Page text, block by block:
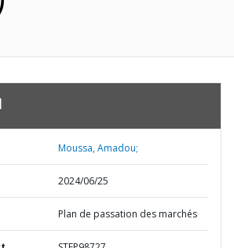
Moussa, Amadou;
2024/06/25
Plan de passation des marchés